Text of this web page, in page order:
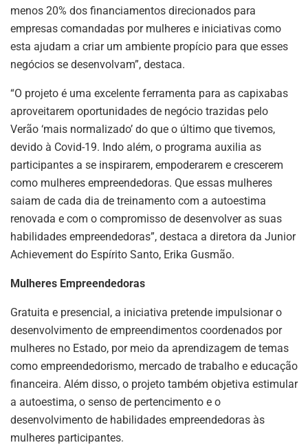
menos 20% dos financiamentos direcionados para
empresas comandadas por mulheres e iniciativas como
esta ajudam a criar um ambiente propício para que esses
negócios se desenvolvam”, destaca.
“O projeto é uma excelente ferramenta para as capixabas
aproveitarem oportunidades de negócio trazidas pelo
Verão ‘mais normalizado’ do que o último que tivemos,
devido à Covid-19. Indo além, o programa auxilia as
participantes a se inspirarem, empoderarem e crescerem
como mulheres empreendedoras. Que essas mulheres
saiam de cada dia de treinamento com a autoestima
renovada e com o compromisso de desenvolver as suas
habilidades empreendedoras”, destaca a diretora da Junior
Achievement do Espírito Santo, Erika Gusmão.
Mulheres Empreendedoras
Gratuita e presencial, a iniciativa pretende impulsionar o
desenvolvimento de empreendimentos coordenados por
mulheres no Estado, por meio da aprendizagem de temas
como empreendedorismo, mercado de trabalho e educação
financeira. Além disso, o projeto também objetiva estimular
a autoestima, o senso de pertencimento e o
desenvolvimento de habilidades empreendedoras às
mulheres participantes.